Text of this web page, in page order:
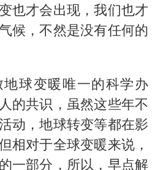
也才会出现，我们也才
候，不然是没有任何的
球变暖唯一的科学办
的共识，虽然这些年不
动，地球转变等都在影
相对于全球变暖来说，
一部分，所以，早点解